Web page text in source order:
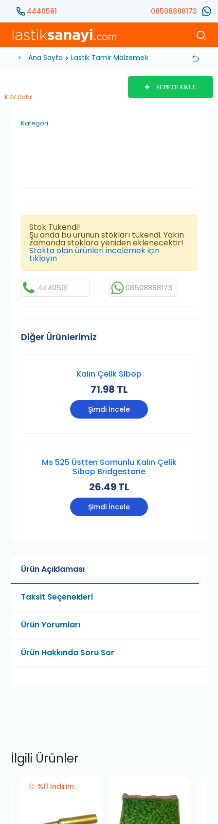
4440591 08508888173
Ana Sayfa Lastik Tamir Malzemeleri Metal
KDV Dahil
SEPETE EKLE
Kategori:
Stok Tükendi!
Şu anda bu ürünün stokları tükendi. Yakın
zamanda stoklara yeniden eklenecektir!
Stokta olan ürünleri incelemek için
tıklayın
4440591 08508888173
Diğer Ürünlerimiz
Kalın Çelik Sibop
71.98 TL
Şimdi İncele
Ms 525 Üstten Somunlu Kalın Çelik
Sibop Bridgestone
26.49 TL
Şimdi İncele
Ürün Açıklaması
Taksit Seçenekleri
Ürün Yorumları
Ürün Hakkında Soru Sor
İlgili Ürünler
%11 İndirim